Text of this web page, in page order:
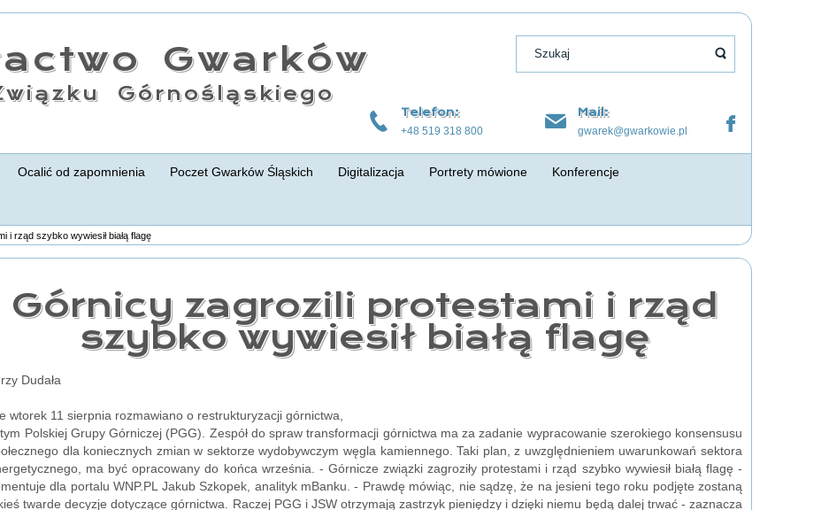
Gwarków
Górnośląskiego
Telefon:
+48 519 318 800
Mail:
gwarek@gwarkowie.pl
Ocalić od zapomnienia Poczet Gwarków Śląskich Digitalizacja Portrety mówione Konferencje
i rząd szybko wywiesił białą flagę
Górnicy zagrozili protestami i rząd
szybko wywiesił białą flagę
Dudała
wtorek 11 sierpnia rozmawiano o restrukturyzacji górnictwa,
Polskiej Grupy Górniczej (PGG). Zespół do spraw transformacji górnictwa ma za zadanie wypracowanie szerokiego konsensusu
dla koniecznych zmian w sektorze wydobywczym węgla kamiennego. Taki plan, z uwzględnieniem uwarunkowań sektora
ma być opracowany do końca września. - Górnicze związki zagroziły protestami i rząd szybko wywiesił białą flagę -
dla portalu WNP.PL Jakub Szkopek, analityk mBanku. - Prawdę mówiąc, nie sądzę, że na jesieni tego roku podjęte zostaną
twarde decyzje dotyczące górnictwa. Raczej PGG i JSW otrzymają zastrzyk pieniędzy i dzięki niemu będą dalej trwać - zaznacza